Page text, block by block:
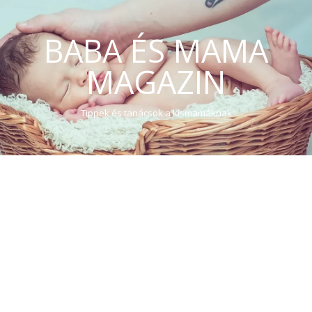
BABA ÉS MAMA
MAGAZIN
Tippek és tanácsok a kismamáknak